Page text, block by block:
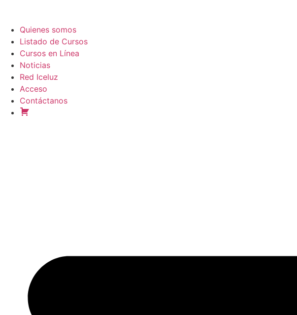
Quienes somos
Listado de Cursos
Cursos en Línea
Noticias
Red Iceluz
Acceso
Contáctanos